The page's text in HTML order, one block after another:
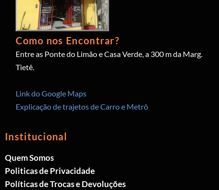
Como nos Encontrar?
Entre as Ponte do Limão e Casa Verde, a 300 m da Marg.
Tietê.
Link do Google Maps
Explicação de trajetos de Carro e Metrô
Institucional
Quem Somos
Politicas de Privacidade
Políticas de Trocas e Devoluções